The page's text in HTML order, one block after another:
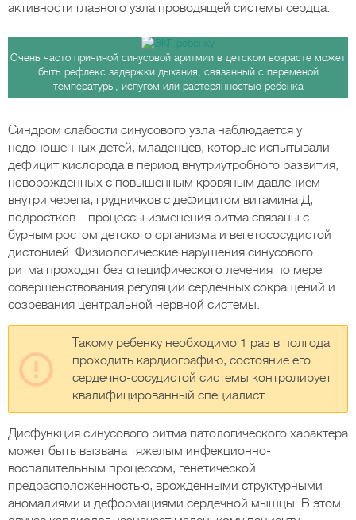
активности главного узла проводящей системы сердца.
Очень часто причиной синусовой аритмии в детском возрасте может
быть рефлекс задержки дыхания, связанный с переменой
температуры, испугом или растерянностью ребенка
Синдром слабости синусового узла наблюдается у
недоношенных детей, младенцев, которые испытывали
дефицит кислорода в период внутриутробного развития,
новорожденных с повышенным кровяным давлением
внутри черепа, грудничков с дефицитом витамина Д,
подростков – процессы изменения ритма связаны с
бурным ростом детского организма и вегетососудистой
дистонией. Физиологические нарушения синусового
ритма проходят без специфического лечения по мере
совершенствования регуляции сердечных сокращений и
созревания центральной нервной системы.
Такому ребенку необходимо 1 раз в полгода
проходить кардиографию, состояние его
сердечно-сосудистой системы контролирует
квалифицированный специалист.
Дисфункция синусового ритма патологического характера
может быть вызвана тяжелым инфекционно-
воспалительным процессом, генетической
предрасположенностью, врожденными структурными
аномалиями и деформациями сердечной мышцы. В этом